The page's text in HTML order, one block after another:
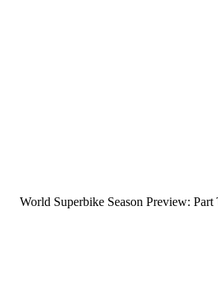
2017 World Superbike Season